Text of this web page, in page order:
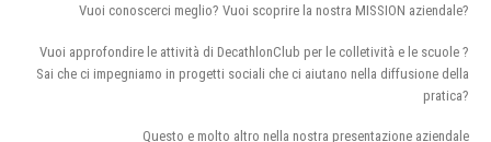
Vuoi conoscerci meglio? Vuoi scoprire la nostra MISSION aziendale?
Vuoi approfondire le attività di DecathlonClub per le colletività e le scuole ?
Sai che ci impegniamo in progetti sociali che ci aiutano nella diffusione della
pratica?
Questo e molto altro nella nostra presentazione aziendale